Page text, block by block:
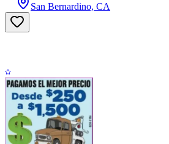
San Bernardino, CA